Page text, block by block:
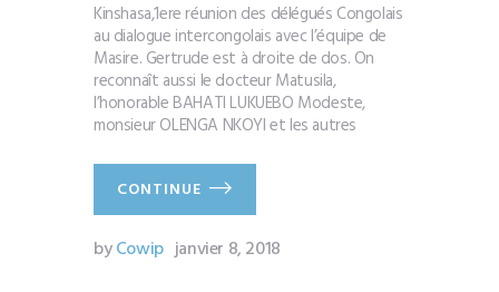
Kinshasa,1ere réunion des délégués Congolais
au dialogue intercongolais avec l’équipe de
Masire. Gertrude est à droite de dos. On
reconnaît aussi le docteur Matusila,
l’honorable BAHATI LUKUEBO Modeste,
monsieur OLENGA NKOYI et les autres
CONTINUE
byCowip janvier 8, 2018